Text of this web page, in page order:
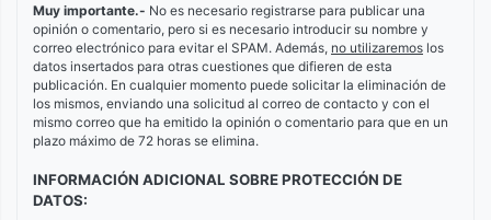
Muy importante.- No es necesario registrarse para publicar una
opinión o comentario, pero si es necesario introducir su nombre y
correo electrónico para evitar el SPAM. Además, no utilizaremos los
datos insertados para otras cuestiones que difieren de esta
publicación. En cualquier momento puede solicitar la eliminación de
los mismos, enviando una solicitud al correo de contacto y con el
mismo correo que ha emitido la opinión o comentario para que en un
plazo máximo de 72 horas se elimina.
INFORMACIÓN ADICIONAL SOBRE PROTECCIÓN DE
DATOS: